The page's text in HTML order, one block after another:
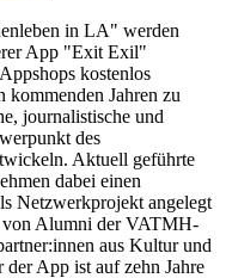
in LA" werden
App "Exit Exil"
kostenlos
Jahren zu
journalistische und
des
Aktuell geführte
dabei einen
Netzwerkprojekt angelegt
von Alumni der VATMH-
aus Kultur und
App ist auf zehn Jahre